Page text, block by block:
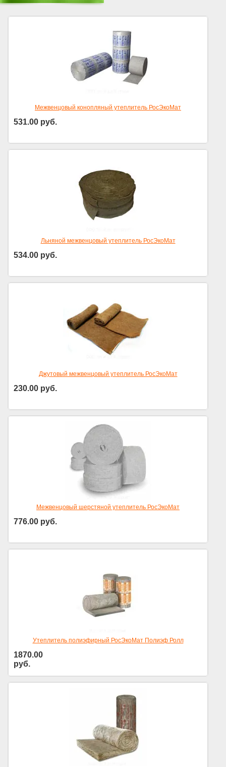
Межвенцовый конопляный утеплитель РосЭкоМат
531.00 руб.
Льняной межвенцовый утеплитель РосЭкоМат
534.00 руб.
Джутовый межвенцовый утеплитель РосЭкоМат
230.00 руб.
Межвенцовый шерстяной утеплитель РосЭкоМат
776.00 руб.
Утеплитель полиэфирный РосЭкоМат Полиэф Ролл
1870.00
руб.